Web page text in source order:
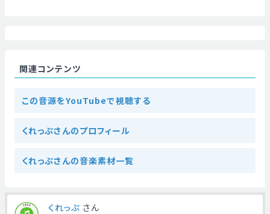
関連コンテンツ
この音源をYouTubeで視聴する
くれっぷさんのプロフィール
くれっぷさんの音楽素材一覧
くれっぷ さん